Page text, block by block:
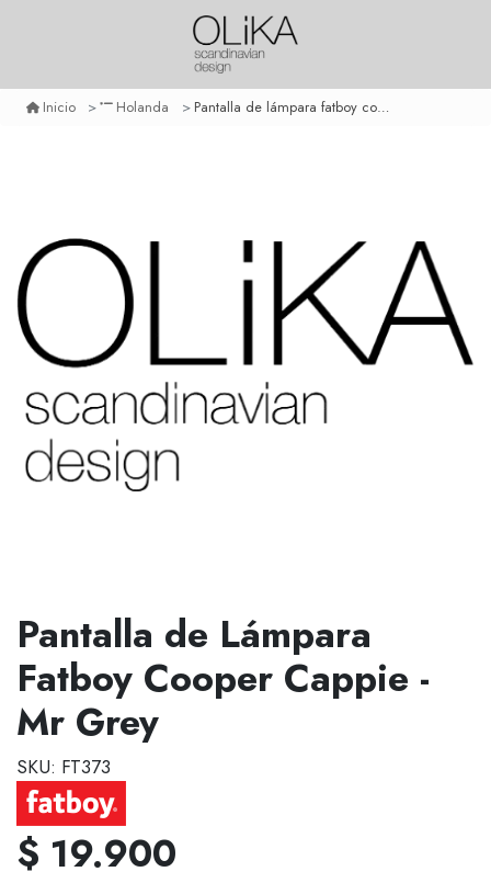
Inicio Holanda Pantalla de lámpara fatboy cooper cappie - mr grey
Pantalla de Lámpara
Fatboy Cooper Cappie -
Mr Grey
SKU: FT373
$ 19.900